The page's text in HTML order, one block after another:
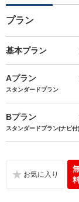
プラン
基本プラン
Aプラン
スタンダードプラン
Bプラン
スタンダードプラン(ナビ付)